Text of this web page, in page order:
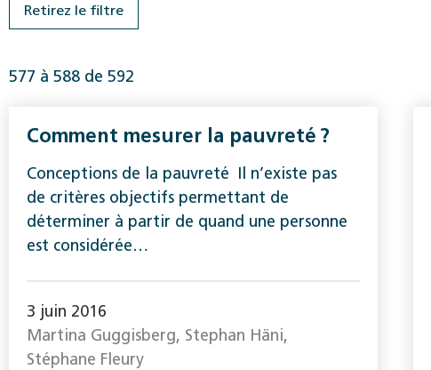
577 à 588 de 592
Comment mesurer la pauvreté ?
Conceptions de la pauvreté Il n’existe pas
de critères objectifs permettant de
déterminer à partir de quand une personne
est considérée…
3 juin 2016
Martina Guggisberg, Stephan Häni,
Stéphane Fleury